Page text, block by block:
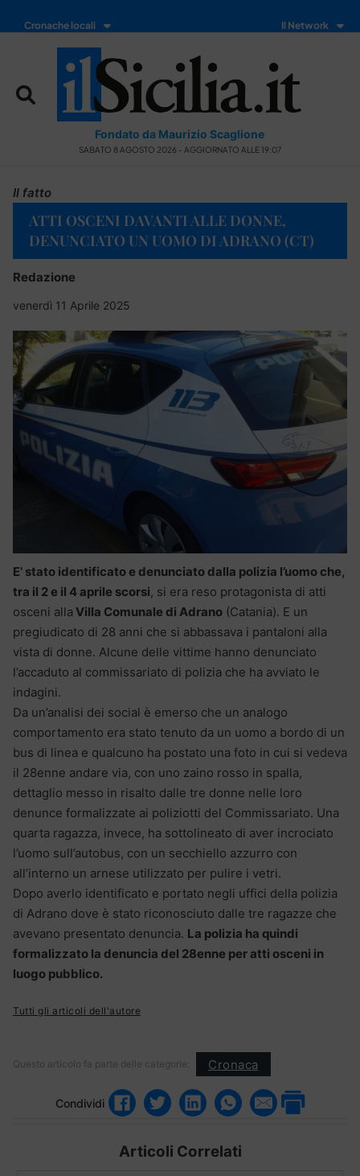
Cronache locali Il Network
Fondato da Maurizio Scaglione
SABATO 8 AGOSTO 2026 - AGGIORNATO ALLE 19:07
Il fatto
ATTI OSCENI DAVANTI ALLE DONNE,
DENUNCIATO UN UOMO DI ADRANO (CT)
Redazione
venerdì 11 Aprile 2025
E’ stato identificato e denunciato dalla polizia l’uomo che,
tra il 2 e il 4 aprile scorsi, si era reso protagonista di atti
osceni alla Villa Comunale di Adrano (Catania). E un
pregiudicato di 28 anni che si abbassava i pantaloni alla
vista di donne. Alcune delle vittime hanno denunciato
l’accaduto al commissariato di polizia che ha avviato le
indagini.
Da un’analisi dei social è emerso che un analogo
comportamento era stato tenuto da un uomo a bordo di un
bus di linea e qualcuno ha postato una foto in cui si vedeva
il 28enne andare via, con uno zaino rosso in spalla,
dettaglio messo in risalto dalle tre donne nelle loro
denunce formalizzate ai poliziotti del Commissariato. Una
quarta ragazza, invece, ha sottolineato di aver incrociato
l’uomo sull’autobus, con un secchiello azzurro con
all’interno un arnese utilizzato per pulire i vetri.
Dopo averlo identificato e portato negli uffici della polizia
di Adrano dove è stato riconosciuto dalle tre ragazze che
avevano presentato denuncia. La polizia ha quindi
formalizzato la denuncia del 28enne per atti osceni in
luogo pubblico.
Tutti gli articoli dell'autore
Questo articolo fa parte delle categorie: Cronaca
Condividi
Articoli Correlati